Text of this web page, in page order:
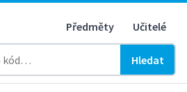
Předměty Učitelé
Hledat